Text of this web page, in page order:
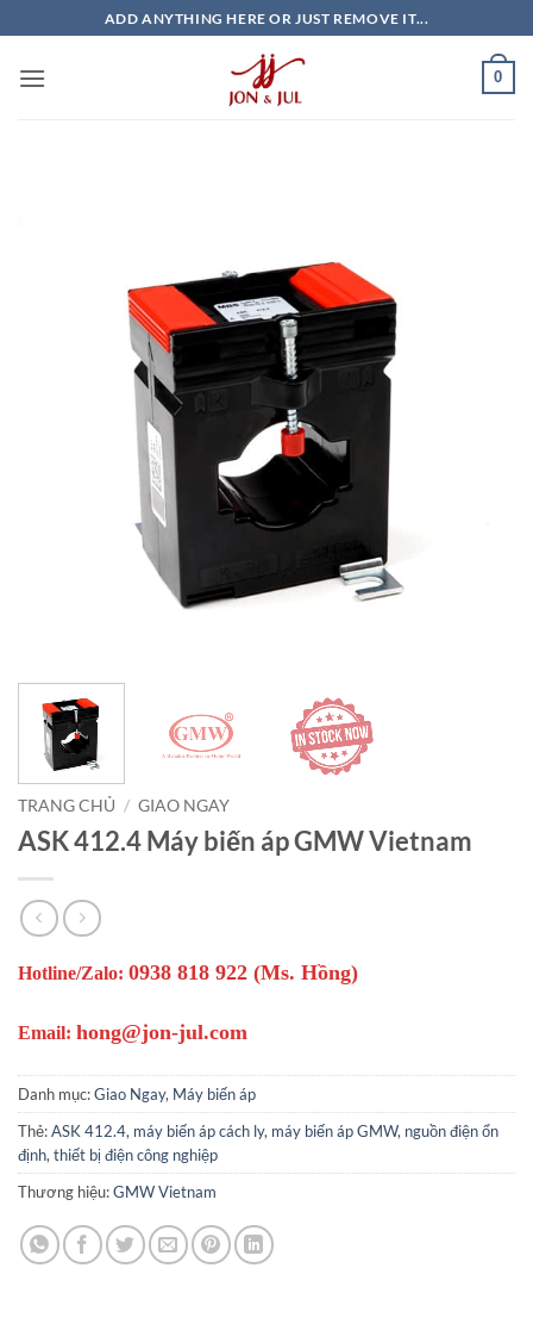
qua
nội
ADD ANYTHING HERE OR JUST REMOVE IT...
0
TRANG CHỦ / GIAO NGAY
ASK 412.4 Máy biến áp GMW Vietnam
Hotline/Zalo: 0938 818 922 (Ms. Hồng)
Email: hong@jon-jul.com
Danh mục:Giao Ngay, Máy biến áp
Thẻ:ASK 412.4, máy biến áp cách ly, máy biến áp GMW, nguồn điện ổn
định, thiết bị điện công nghiệp
Thương hiệu:GMW Vietnam